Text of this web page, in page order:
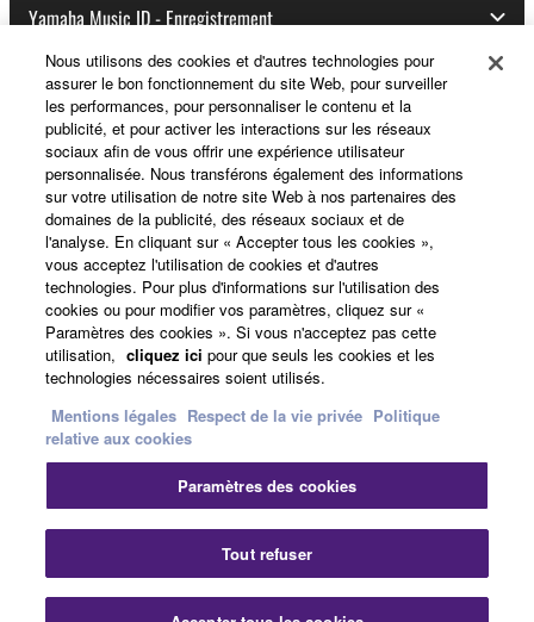
Yamaha Music ID - Enregistrement
A propos de Yamaha
France - French
Professionnel
Nous contacter Conditions d'utilisation
Respect de la vie privéePolitique relative aux cookies
Mentions légales
© Yamaha Corporation.
Nous utilisons des cookies et d'autres technologies pour
assurer le bon fonctionnement du site Web, pour surveiller
les performances, pour personnaliser le contenu et la
publicité, et pour activer les interactions sur les réseaux
sociaux afin de vous offrir une expérience utilisateur
personnalisée. Nous transférons également des informations
sur votre utilisation de notre site Web à nos partenaires des
domaines de la publicité, des réseaux sociaux et de
l'analyse. En cliquant sur « Accepter tous les cookies »,
vous acceptez l'utilisation de cookies et d'autres
technologies. Pour plus d'informations sur l'utilisation des
cookies ou pour modifier vos paramètres, cliquez sur «
Paramètres des cookies ». Si vous n'acceptez pas cette
utilisation, cliquez ici pour que seuls les cookies et les
technologies nécessaires soient utilisés.
Mentions légales Respect de la vie privée Politique
relative aux cookies
Paramètres des cookies
Tout refuser